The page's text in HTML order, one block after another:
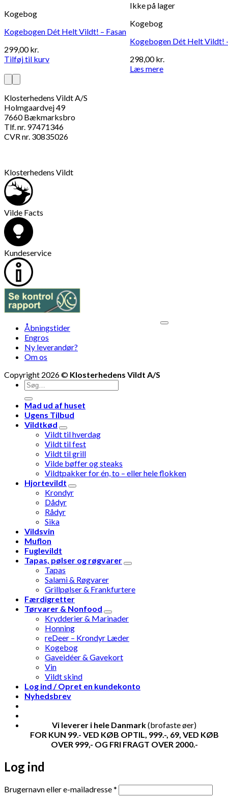
Kogebog
Kogebogen Dét Helt Vildt! – Fasan
299,00kr.
Tilføj til kurv
Ikke på lager
Kogebog
Kogebogen Dét Helt Vildt!
298,00kr.
Læs mere
Klosterhedens Vildt A/S
Holmgaardvej 49
7660 Bækmarksbro
Tlf. nr. 97471346
CVR nr. 30835026
Klosterhedens Vildt
Vilde Facts
Kundeservice
Åbningstider
Engros
Ny leverandør?
Om os
Copyright 2026 © Klosterhedens Vildt A/S
Søg
efter:
Mad ud af huset
Ugens Tilbud
Vildtkød
Vildt til hverdag
Vildt til fest
Vildt til grill
Vilde bøffer og steaks
Vildtpakker for én, to – eller hele flokken
Hjortevildt
Krondyr
Dådyr
Rådyr
Sika
Vildsvin
Muflon
Fuglevildt
Tapas, pølser og røgvarer
Tapas
Salami & Røgvarer
Grillpølser & Frankfurtere
Færdigretter
Tørvarer & Nonfood
Krydderier & Marinader
Honning
reDeer – Krondyr Læder
Kogebog
Gaveidéer & Gavekort
Vin
Vildt skind
Log ind / Opret en kundekonto
Nyhedsbrev
Vi leverer i hele Danmark(brofaste øer)
FOR KUN 99.- VED KØB OPTIL, 999.-, 69, VED KØB
OVER 999,- OG FRI FRAGT OVER 2000.-
Log ind
Brugernavn eller e-mailadresse* Påkrævet